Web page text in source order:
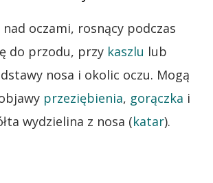
oczami, rosnący podczas
do przodu, przy kaszlu lub
nosa i okolic oczu. Mogą
przeziębienia, gorączka i
wydzielina z nosa (katar).